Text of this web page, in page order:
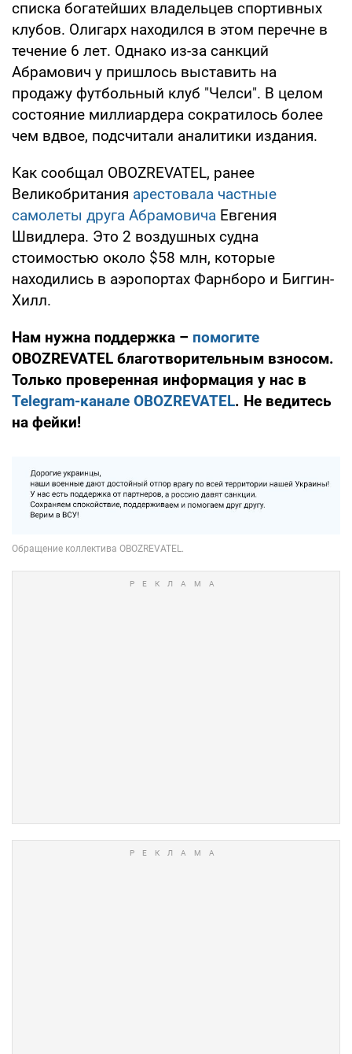
списка богатейших владельцев спортивных
клубов. Олигарх находился в этом перечне в
течение 6 лет. Однако из-за санкций
Абрамович у пришлось выставить на
продажу футбольный клуб "Челси". В целом
состояние миллиардера сократилось более
чем вдвое, подсчитали аналитики издания.
Как сообщал OBOZREVATEL, ранее
Великобритания арестовала частные
самолеты друга Абрамовича Евгения
Швидлера. Это 2 воздушных судна
стоимостью около $58 млн, которые
находились в аэропортах Фарнборо и Биггин-
Хилл.
Нам нужна поддержка – помогите
OBOZREVATEL благотворительным взносом.
Только проверенная информация у нас в
Telegram-канале OBOZREVATEL. Не ведитесь
на фейки!